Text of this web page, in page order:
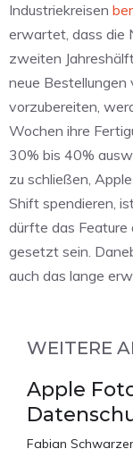
Industriekreisen
erwartet, dass die
zweiten
neue Bestellungen
vorzubereiten,
Wochen ihre
30% bis 40%
zu schließen,
Shift spendieren,
dürfte das Feature
gesetzt sein.
auch das lange
WEITERE
Apple
Fabian